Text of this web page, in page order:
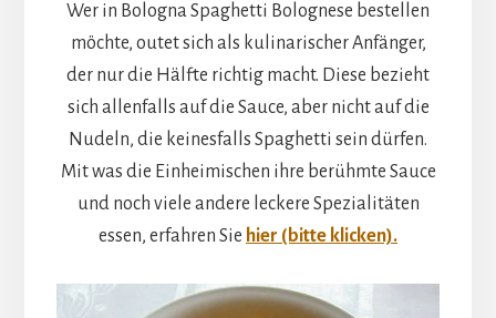
Wer in Bologna Spaghetti Bolognese bestellen
möchte, outet sich als kulinarischer Anfänger,
der nur die Hälfte richtig macht. Diese bezieht
sich allenfalls auf die Sauce, aber nicht auf die
Nudeln, die keinesfalls Spaghetti sein dürfen.
Mit was die Einheimischen ihre berühmte Sauce
und noch viele andere leckere Spezialitäten
essen, erfahren Sie hier (bitte klicken).